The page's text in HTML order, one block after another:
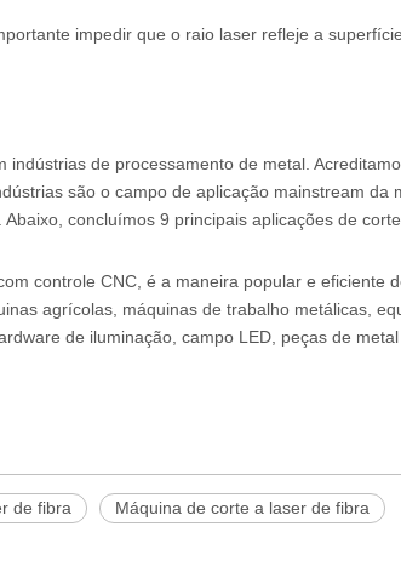
impedir que o raio laser refleje a
de processamento de metal.
são o campo de aplicação mainstream da
concluímos 9 principais aplicações de
controle CNC, é a maneira popular e eficiente
agrícolas, máquinas de trabalho metálicas,
de iluminação, campo LED, peças de metal
de fibra Máquina de corte a laser de fibra